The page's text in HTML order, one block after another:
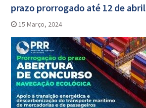
prazo prorrogado até 12 de abril
15 Março, 2024